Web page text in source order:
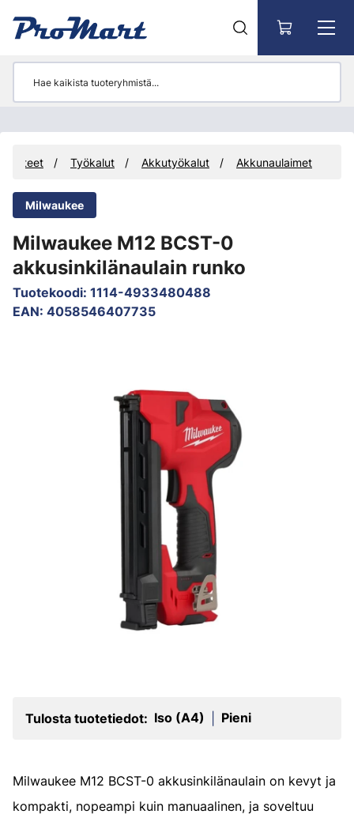
Tuotteet Työkalut Akkutyökalut Akkunaulaimet
Milwaukee
Milwaukee M12 BCST-0
akkusinkilänaulain runko
Tuotekoodi: 1114-4933480488
EAN: 4058546407735
Tulosta tuotetiedot: Iso (A4) Pieni
Milwaukee M12 BCST-0 akkusinkilänaulain on kevyt ja
kompakti, nopeampi kuin manuaalinen, ja soveltuu